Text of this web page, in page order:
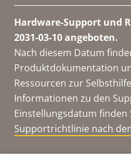
Hardware-Support und
2031-03-10 angeboten.
Nach diesem Datum
Produktdokumentation
Ressourcen zur
Informationen zu den
Einstellungsdatum finden
Supportrichtlinie nach